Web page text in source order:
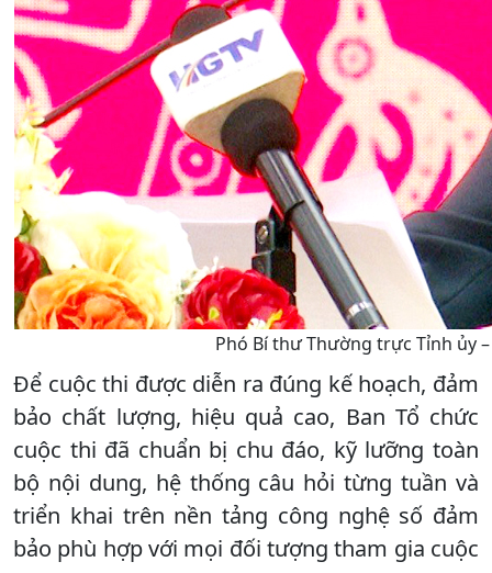
Phó Bí thư Thường trực Tỉnh ủy
Để cuộc thi được diễn ra đúng kế hoạch, đảm
bảo chất lượng, hiệu quả cao, Ban Tổ chức
cuộc thi đã chuẩn bị chu đáo, kỹ lưỡng toàn
bộ nội dung, hệ thống câu hỏi từng tuần và
triển khai trên nền tảng công nghệ số đảm
bảo phù hợp với mọi đối tượng tham gia cuộc